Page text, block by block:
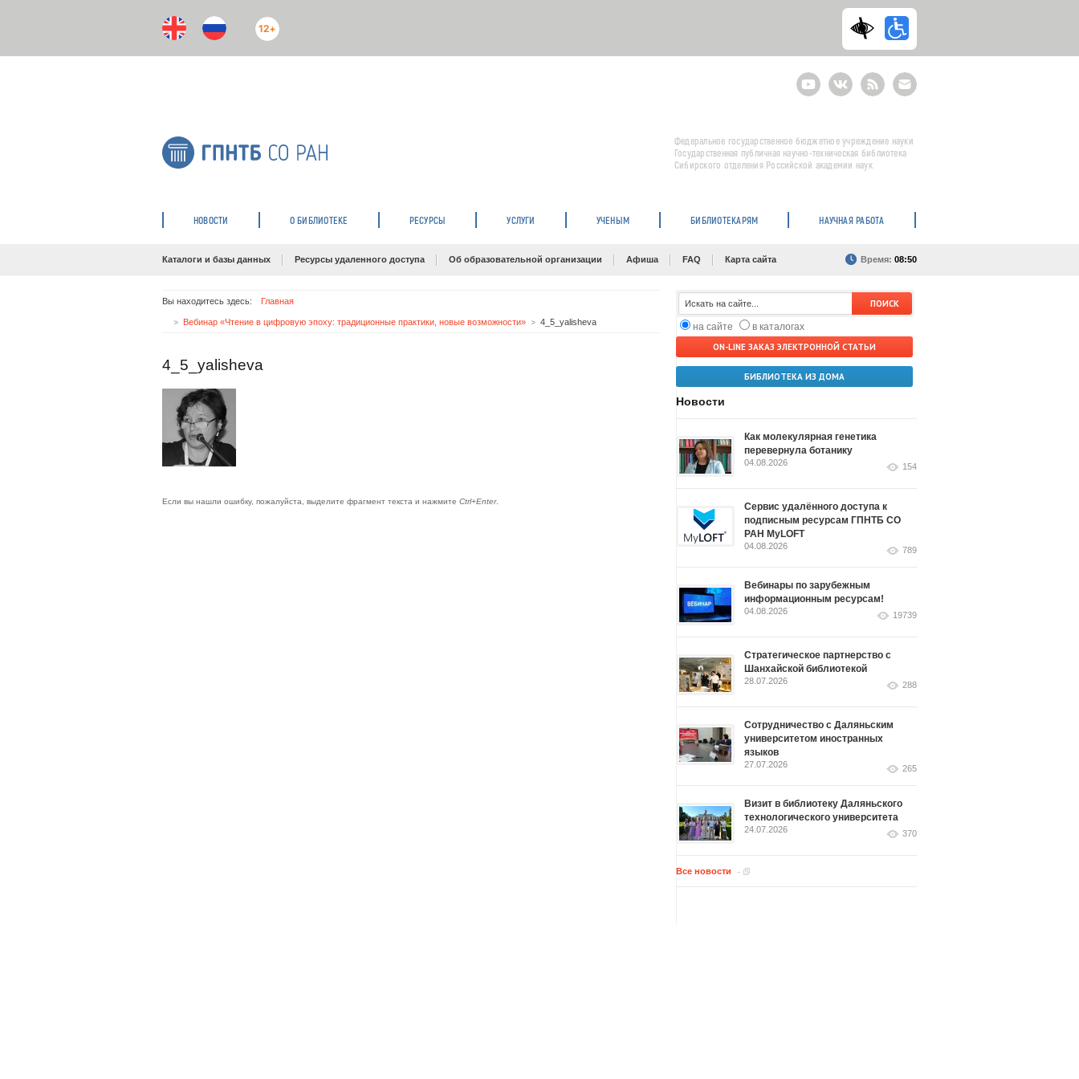
12+
YoutubeВКонтактеRSS
E-
mail
подписка
Федеральное государственное бюджетное учреждение науки
Государственная публичная научно-техническая библиотека
Сибирского отделения Российской академии наук
НОВОСТИ О БИБЛИОТЕКЕ РЕСУРСЫ УСЛУГИ УЧЕНЫМ БИБЛИОТЕКАРЯМ НАУЧНАЯ РАБОТА
Каталоги и базы данных Ресурсы удаленного доступа Об образовательной организации Афиша FAQ Карта сайта Время: 08:50
Вы находитесь здесь: Главная
Вебинар «Чтение в цифровую эпоху: традиционные практики, новые возможности» 4_5_yalisheva
4_5_yalisheva
Если вы нашли ошибку, пожалуйста, выделите фрагмент текста и нажмите Ctrl+Enter.
на сайте
в каталогах
ON-LINE ЗАКАЗ ЭЛЕКТРОННОЙ СТАТЬИ
БИБЛИОТЕКА ИЗ ДОМА
Новости
Как молекулярная генетика
перевернула ботанику
04.08.2026 154
Сервис удалённого доступа к
подписным ресурсам ГПНТБ СО
РАН MyLOFT
04.08.2026 789
Вебинары по зарубежным
информационным ресурсам!
04.08.2026 19739
Стратегическое партнерство с
Шанхайской библиотекой
28.07.2026 288
Сотрудничество с Даляньским
университетом иностранных
языков
27.07.2026 265
Визит в библиотеку Даляньского
технологического университета
24.07.2026 370
Все новости